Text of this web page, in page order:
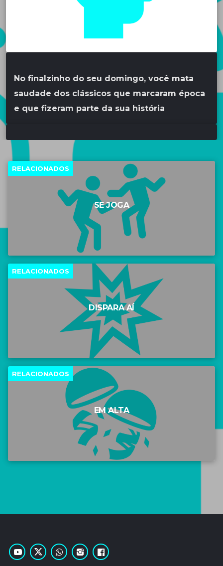
No finalzinho do seu domingo, você mata
saudade dos clássicos que marcaram época
e que fizeram parte da sua história
RELACIONADOS
SE JOGA
RELACIONADOS
DISPARA AÍ
RELACIONADOS
EM ALTA